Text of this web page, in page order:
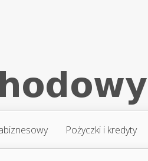
Pożyczki i kredyty